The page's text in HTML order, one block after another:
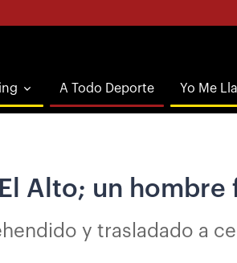
A Todo Deporte Yo Me
Alto; un
y trasladado a